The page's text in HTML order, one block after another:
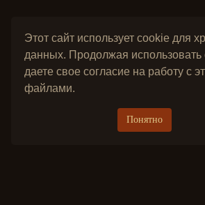
Этот сайт использует cookie для
данных. Продолжая использовать
даете свое согласие на работу с
файлами.
Понятно